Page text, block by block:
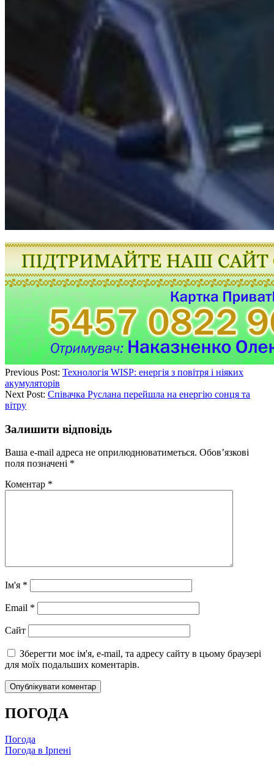
Previous Post: Технологія WISP: енергія з повітря і ніяких
акумуляторів
Next Post: Співачка Руслана перейшла на енергію сонця та
вітру
Залишити відповідь
Ваша e-mail адреса не оприлюднюватиметься. Обов’язкові
поля позначені *
Коментар *
Ім'я *
Email *
Сайт
Зберегти моє ім'я, e-mail, та адресу сайту в цьому браузері
для моїх подальших коментарів.
ПОГОДА
Погода
Погода в Ірпені